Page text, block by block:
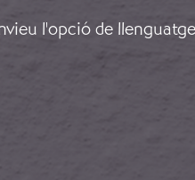
l'opció de